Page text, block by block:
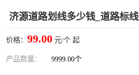
济源道路划线多少钱_道路标线
价格： 99.00 元/个 起
产品数量： 9999.00个